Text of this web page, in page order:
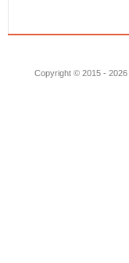
Copyright © 2015 - 2026